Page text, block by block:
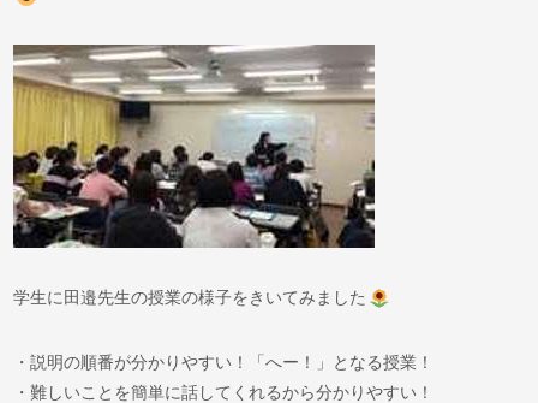
学生に田邉先生の授業の様子をきいてみました
・説明の順番が分かりやすい！「へー！」となる授業！
・難しいことを簡単に話してくれるから分かりやすい！